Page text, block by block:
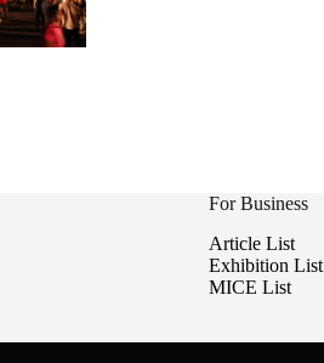
For Business
Article List
Exhibition List
MICE List